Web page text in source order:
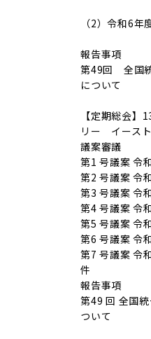
（2）令和6
報告事項
第49回 全国
について
【定期総会
リー イース
議案審議
第1 号議案 令
第2 号議案 令
第3 号議案 令
第4 号議案 令
第5 号議案 令
第6 号議案 令
第7 号議案 令
件
報告事項
第49 回 全国
ついて